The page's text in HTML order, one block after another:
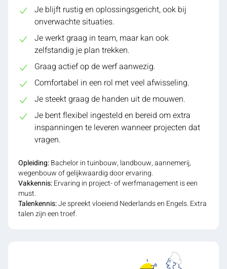
Je blijft rustig en oplossingsgericht, ook bij
onverwachte situaties.
Je werkt graag in team, maar kan ook
zelfstandig je plan trekken.
Graag actief op de werf aanwezig.
Comfortabel in een rol met veel afwisseling.
Je steekt graag de handen uit de mouwen.
Je bent flexibel ingesteld en bereid om extra
inspanningen te leveren wanneer projecten dat
vragen.
Opleiding:Bachelor in tuinbouw, landbouw, aannemerij,
wegenbouw of gelijkwaardig door ervaring.
Vakkennis:Ervaring in project- of werfmanagement is een
must.
Talenkennis:Je spreekt vloeiend Nederlands en Engels. Extra
talen zijn een troef.